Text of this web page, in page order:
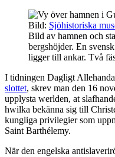
Bild: Sjöhistoriska
Bild av hamnen och
bergshöjder. En
ligger till ankar. Två
I tidningen Dagligt
slottet, skrev man den 16
upplysta werlden, at
hwilka bekänna sig till
kungliga privilegier som
Saint Barthélemy.
När den engelska